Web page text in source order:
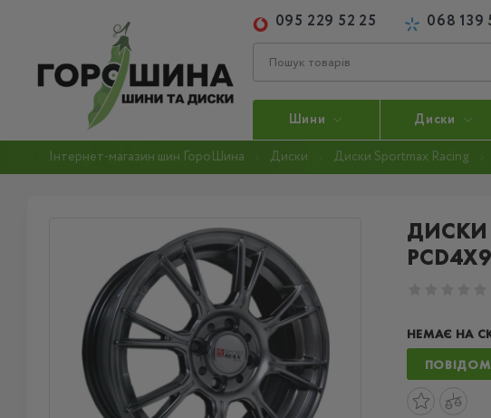
095 229 52 25 068 139
Шини Диски
Інтернет-магазин шин ГороШина Диски Диски Sportmax Racing
ДИСКИ
НЕМАЄ НА